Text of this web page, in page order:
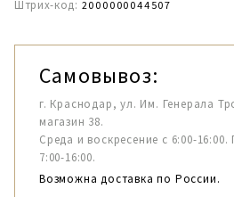
Штрих-код: 2000000044507
Самовывоз:
г. Краснодар, ул. Им. Генерала
магазин 38.
Среда и воскресение с 6:00-
7:00-16:00.
Возможна доставка по России.